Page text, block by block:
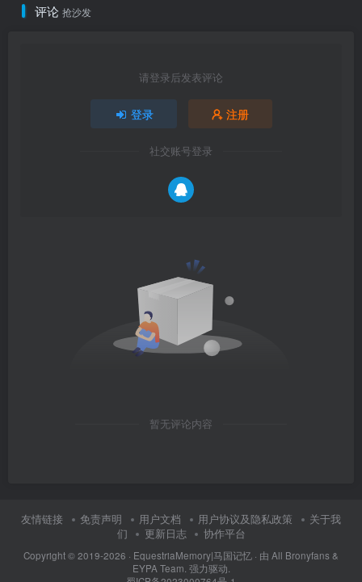
评论 抢沙发
请登录后发表评论
登录 注册
社交账号登录
暂无评论内容
友情链接 免责声明 用户文档 用户协议及隐私政策
关于我
们
更新日志 协作平台
Copyright © 2019-2026 · EquestriaMemory|马国记忆 · 由 All Bronyfans &
EYPA Team. 强力驱动.